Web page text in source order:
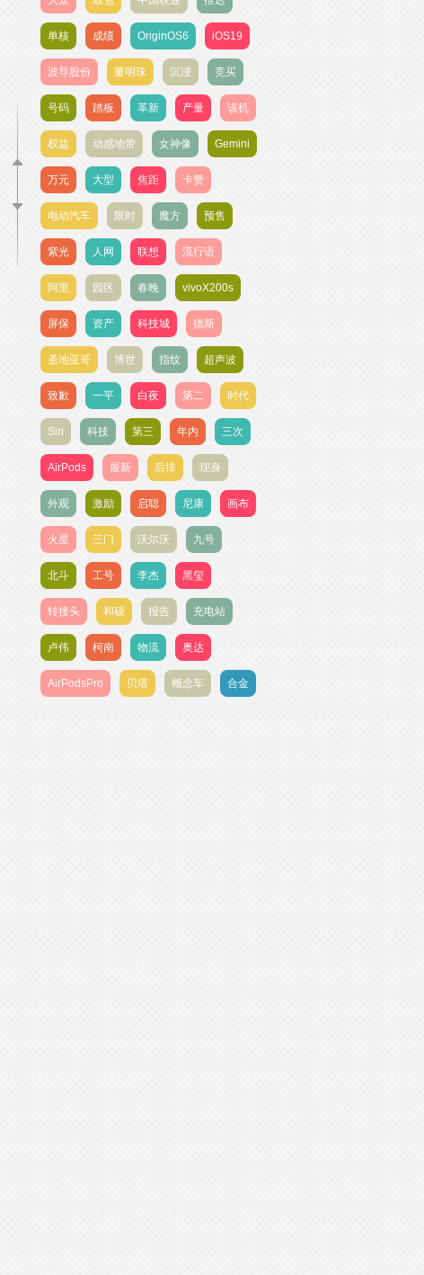
单核 成绩 OriginOS6 iOS19
波导股份 董明珠 沉浸 竞买
号码 踏板 革新 产量 该机
权益 动感地带 女神像 Gemini
万元 大型 焦距 卡赞
电动汽车 限时 魔方 预售
紫光 人网 联想 流行语
阿里 园区 春晚 vivoX200s
屏保 资产 科技城 德斯
圣地亚哥 博世 指纹 超声波
致歉 一平 白夜 第二 时代
Siri 科技 第三 年内 三次
AirPods 最新 后排 现身
外观 激励 启聪 尼康 画布
火星 三门 沃尔沃 九号
北斗 工号 李杰 黑玺
转接头 和硕 报告 充电站
卢伟 柯南 物流 奥达
AirPodsPro 贝塔 概念车 合金